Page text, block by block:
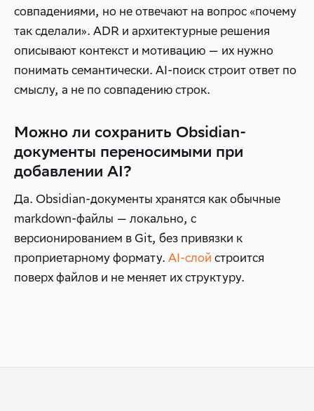
совпадениями, но не отвечают на вопрос «почему
так сделали». ADR и архитектурные решения
описывают контекст и мотивацию — их нужно
понимать семантически. AI-поиск строит ответ по
смыслу, а не по совпадению строк.
Можно ли сохранить Obsidian-
документы переносимыми при
добавлении AI?
Да. Obsidian-документы хранятся как обычные
markdown-файлы — локально, с
версионированием в Git, без привязки к
проприетарному формату. AI-слой строится
поверх файлов и не меняет их структуру.